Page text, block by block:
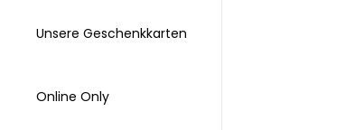
Unsere Geschenkkarten
Online Only